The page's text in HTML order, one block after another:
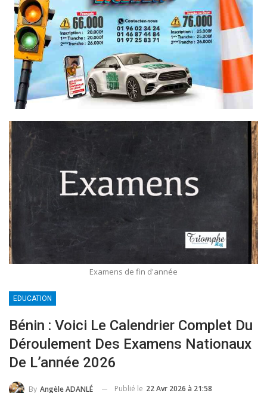
Examens de fin d'année
EDUCATION
Bénin : Voici Le Calendrier Complet Du
Déroulement Des Examens Nationaux
De L’année 2026
By Angèle ADANLÉ Publié le 22 Avr 2026 à 21:58